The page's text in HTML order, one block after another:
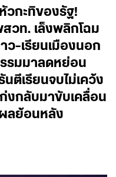
กะทิของรัฐ!
วท. เล็งพลิกโฉม
ว-เรียนเมืองนอก
รรมมาลดหย่อน
ตีเรียนจบไม่เคว้ง
งกลับมาขับเคลื่อน
ลย้อนหลัง